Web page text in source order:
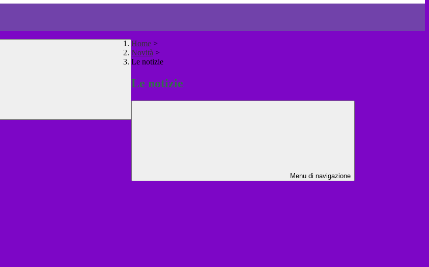
Home >
Novità >
Le notizie
Le notizie
Menu di navigazione